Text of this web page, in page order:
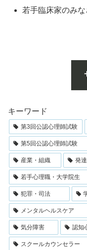
若手臨床家のみな
キーワード
第3回公認心理師試験
第5回公認心理師試験
産業・組織 発
若手心理職・大学院生
犯罪・司法
メンタルヘルスケア
気分障害 認知
スクールカウンセラー